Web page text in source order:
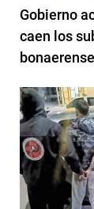
Gobierno
caen los